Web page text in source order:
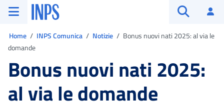
Vai al menu principale
Vai al contenuto principale
Vai al pie' di pagina
INPS ()
Home INPS Comunica Notizie
Bonus nuovi nati 2025: al via le
domande
Bonus nuovi nati 2025:
al via le domande